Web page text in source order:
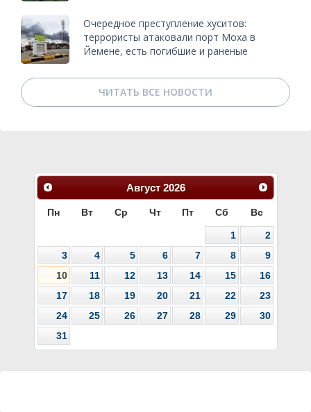
Очередное преступление хуситов:
террористы атаковали порт Моха в
Йемене, есть погибшие и раненые
ЧИТАТЬ ВСЕ НОВОСТИ
Август 2026
Пн Вт Ср Чт Пт Сб Вс
1
2
3
4 5 6 7 8
9
10
11 12 13 14 15
16
17
18 19 20 21 22
23
24
25 26 27 28 29
30
31